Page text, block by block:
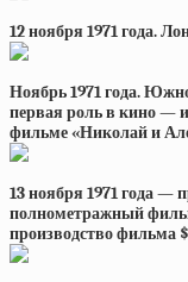
12 ноября 1971 года.
Ноябрь 1971 года.
первая роль в кино —
фильме «Николай и
13 ноября 1971 года
полнометражный
производство фильма